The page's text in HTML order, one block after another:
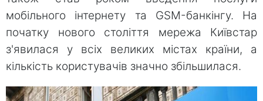
мобільного інтернету та GSM-банкінгу. На
початку нового століття мережа Київстар
з'явилася у всіх великих містах країни, а
кількість користувачів значно збільшилася.